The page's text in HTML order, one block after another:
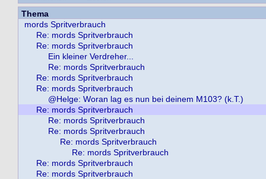
Thema
mords Spritverbrauch
Re: mords Spritverbrauch
Re: mords Spritverbrauch
Ein kleiner Verdreher...
Re: mords Spritverbrauch
Re: mords Spritverbrauch
Re: mords Spritverbrauch
@Helge: Woran lag es nun bei deinem M103? (k.T.)
Re: mords Spritverbrauch
Re: mords Spritverbrauch
Re: mords Spritverbrauch
Re: mords Spritverbrauch
Re: mords Spritverbrauch
Re: mords Spritverbrauch
Re: mords Spritverbrauch